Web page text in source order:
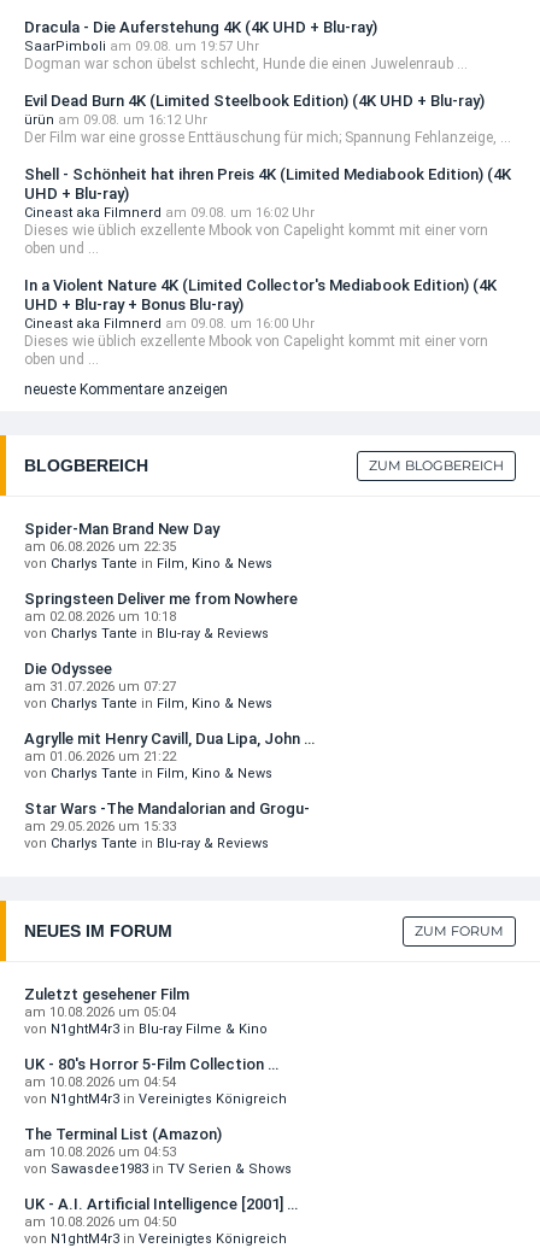
(Limited ...
149,99 EUR
AUSVERKAUFT
Star Wars: The Mandalorian and Grogu 4K
(Limited ...
40,99 EUR
+ Details
VORBESTELLBAR
...
34,99 EUR
Terminator 2 - Tag der Abrechnung 4K (Renato
The Fast and the Furious 4K (25th Anniversary)
...
59,99 EUR
Dracula - Die Auferstehung 4K (4K UHD + Blu-ray)
SaarPimboli am 09.08. um 19:57 Uhr
Dogman war schon übelst schlecht, Hunde die einen Juwelenraub ...
Evil Dead Burn 4K (Limited Steelbook Edition) (4K UHD + Blu-ray)
ürün am 09.08. um 16:12 Uhr
Der Film war eine grosse Enttäuschung für mich; Spannung Fehlanzeige, ...
Shell - Schönheit hat ihren Preis 4K (Limited Mediabook Edition) (4K
UHD + Blu-ray)
Cineast aka Filmnerd am 09.08. um 16:02 Uhr
Dieses wie üblich exzellente Mbook von Capelight kommt mit einer vorn
oben und ...
In a Violent Nature 4K (Limited Collector's Mediabook Edition) (4K
UHD + Blu-ray + Bonus Blu-ray)
Cineast aka Filmnerd am 09.08. um 16:00 Uhr
Dieses wie üblich exzellente Mbook von Capelight kommt mit einer vorn
oben und ...
neueste Kommentare anzeigen
BLOGBEREICH ZUM BLOGBEREICH
Spider-Man Brand New Day
am 06.08.2026 um 22:35
von Charlys Tante in Film, Kino & News
Springsteen Deliver me from Nowhere
am 02.08.2026 um 10:18
von Charlys Tante in Blu-ray & Reviews
Die Odyssee
am 31.07.2026 um 07:27
von Charlys Tante in Film, Kino & News
Agrylle mit Henry Cavill, Dua Lipa, John …
am 01.06.2026 um 21:22
von Charlys Tante in Film, Kino & News
Star Wars -The Mandalorian and Grogu-
am 29.05.2026 um 15:33
von Charlys Tante in Blu-ray & Reviews
NEUES IM FORUM ZUM FORUM
Zuletzt gesehener Film
am 10.08.2026 um 05:04
von N1ghtM4r3 in Blu-ray Filme & Kino
UK - 80's Horror 5-Film Collection …
am 10.08.2026 um 04:54
von N1ghtM4r3 in Vereinigtes Königreich
The Terminal List (Amazon)
am 10.08.2026 um 04:53
von Sawasdee1983 in TV Serien & Shows
UK - A.I. Artificial Intelligence [2001] …
am 10.08.2026 um 04:50
von N1ghtM4r3 in Vereinigtes Königreich